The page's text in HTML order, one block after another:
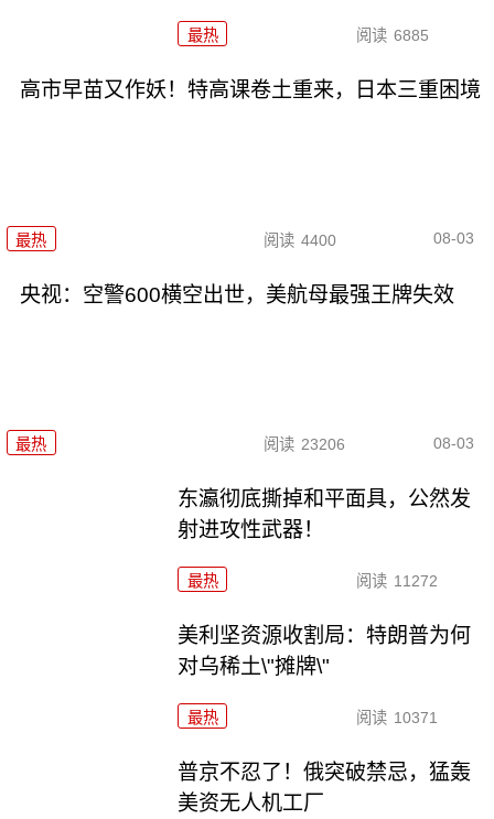
最热 阅读 6885
高市早苗又作妖！特高课卷土重来，日本三重困境
最热 阅读 4400 08-03
央视：空警600横空出世，美航母最强王牌失效
最热 阅读 23206 08-03
东瀛彻底撕掉和平面具，公然发
射进攻性武器！
最热 阅读 11272
美利坚资源收割局：特朗普为何
对乌稀土\"摊牌\"
最热 阅读 10371
普京不忍了！俄突破禁忌，猛轰
美资无人机工厂